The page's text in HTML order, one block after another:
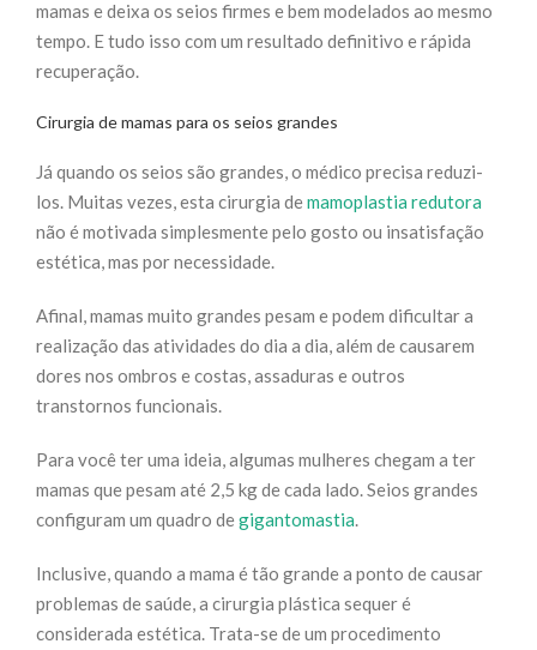
mamas e deixa os seios firmes e bem modelados ao mesmo
tempo. E tudo isso com um resultado definitivo e rápida
recuperação.
Cirurgia de mamas para os seios grandes
Já quando os seios são grandes, o médico precisa reduzi-
los. Muitas vezes, esta cirurgia demamoplastia redutora
não é motivada simplesmente pelo gosto ou insatisfação
estética, mas por necessidade.
Afinal, mamas muito grandes pesam e podem dificultar a
realização das atividades do dia a dia, além de causarem
dores nos ombros e costas, assaduras e outros
transtornos funcionais.
Para você ter uma ideia, algumas mulheres chegam a ter
mamas que pesam até 2,5 kg de cada lado. Seios grandes
configuram um quadro degigantomastia.
Inclusive, quando a mama é tão grande a ponto de causar
problemas de saúde, a cirurgia plástica sequer é
considerada estética. Trata-se de um procedimento